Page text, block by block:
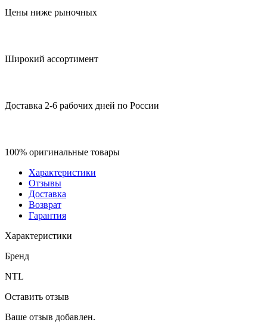
Цены ниже рыночных
Широкий ассортимент
Доставка 2-6 рабочих дней по России
100% оригинальные товары
Характеристики
Отзывы
Доставка
Возврат
Гарантия
Характеристики
Бренд
NTL
Оставить отзыв
Ваше отзыв добавлен.